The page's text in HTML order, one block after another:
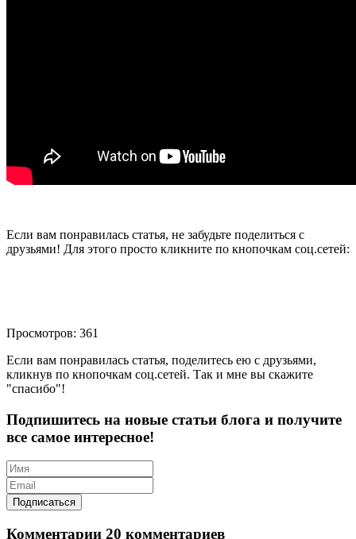
Если вам понравилась статья, не забудьте поделиться с
друзьями! Для этого просто кликните по кнопочкам соц.сетей:
Просмотров: 361
Если вам понравилась статья, поделитесь ею с друзьями,
кликнув по кнопочкам соц.сетей. Так и мне вы скажите
"спасибо"!
Подпишитесь на новые статьи блога и получите
все самое интересное!
Комментарии 20 комментариев